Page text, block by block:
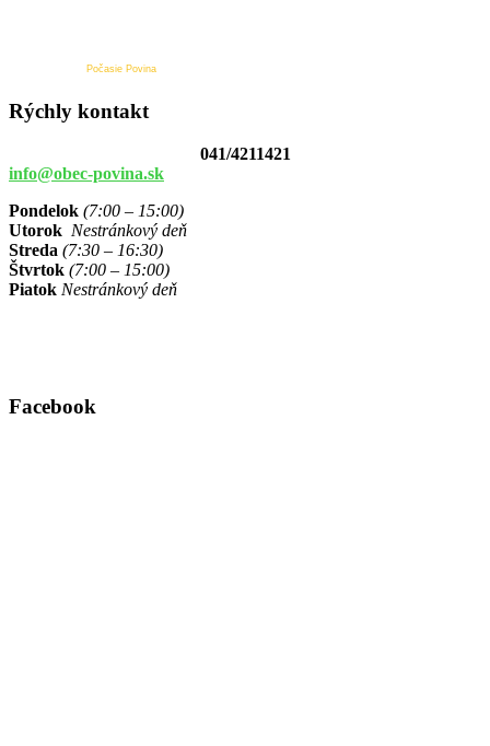
Počasie Povina
Rýchly kontakt
041/4211421
info@obec-povina.sk
Pondelok (7:00 – 15:00)
Utorok Nestránkový deň
Streda (7:30 – 16:30)
Štvrtok (7:00 – 15:00)
Piatok Nestránkový deň
Facebook